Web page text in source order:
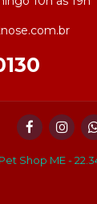
Shop ME -